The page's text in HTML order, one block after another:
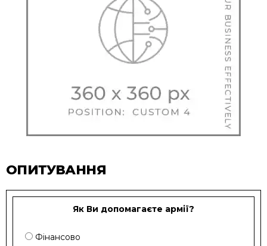
ОПИТУВАННЯ
Як Ви допомагаєте армії?
Фінансово